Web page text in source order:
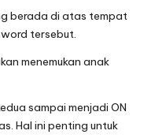
berada di atas tempat
tersebut.
menemukan anak
sampai menjadi ON
Hal ini penting untuk